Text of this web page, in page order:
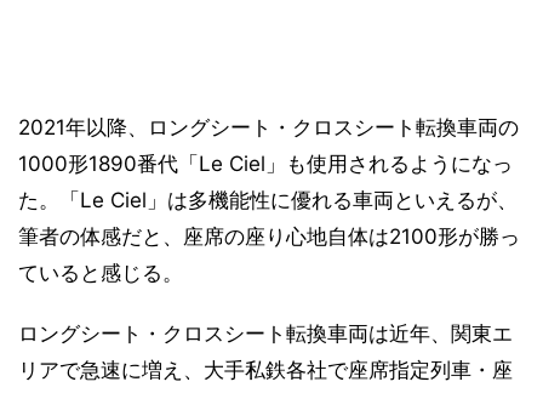
2021年以降、ロングシート・クロスシート転換車両の
1000形1890番代「Le Ciel」も使用されるようになっ
た。「Le Ciel」は多機能性に優れる車両といえるが、
筆者の体感だと、座席の座り心地自体は2100形が勝っ
ていると感じる。
ロングシート・クロスシート転換車両は近年、関東エ
リアで急速に増え、大手私鉄各社で座席指定列車・座